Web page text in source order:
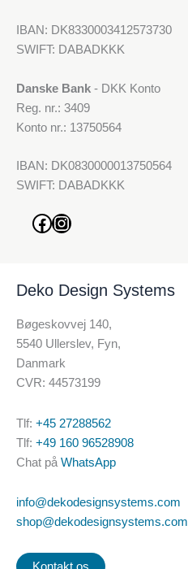
IBAN: DK8330003412573730
SWIFT: DABADKKK
Danske Bank - DKK Konto
Reg. nr.: 3409
Konto nr.: 13750564
IBAN: DK0830000013750564
SWIFT: DABADKKK
Facebook Instagram
Deko Design Systems
Bøgeskovvej 140,
5540 Ullerslev, Fyn,
Danmark
CVR: 44573199
Tlf: +45 27288562
Tlf: +49 160 96528908
Chat på WhatsApp
info@dekodesignsystems.com
shop@dekodesignsystems.com
Kontakt os